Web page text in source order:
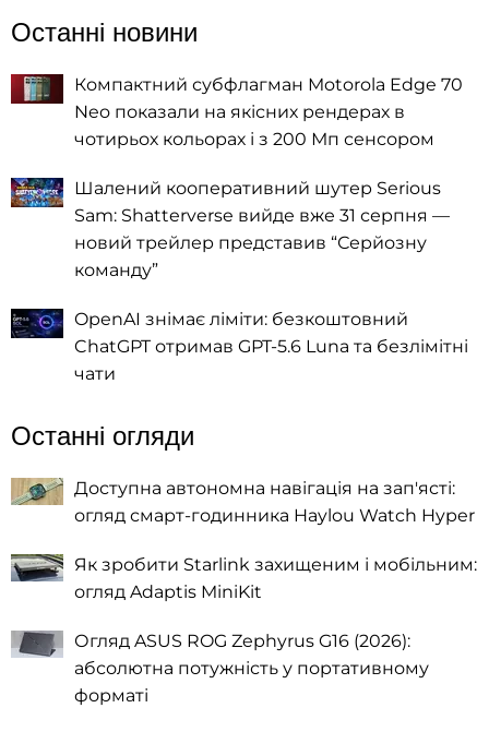
Останні новини
Компактний субфлагман Motorola Edge 70
Neo показали на якісних рендерах в
чотирьох кольорах і з 200 Мп сенсором
Шалений кооперативний шутер Serious
Sam: Shatterverse вийде вже 31 серпня —
новий трейлер представив “Серйозну
команду”
OpenAI знімає ліміти: безкоштовний
ChatGPT отримав GPT-5.6 Luna та безлімітні
чати
Останні огляди
Доступна автономна навігація на зап'ясті:
огляд смарт-годинника Haylou Watch Hyper
Як зробити Starlink захищеним і мобільним:
огляд Adaptis MiniKit
Огляд ASUS ROG Zephyrus G16 (2026):
абсолютна потужність у портативному
форматі